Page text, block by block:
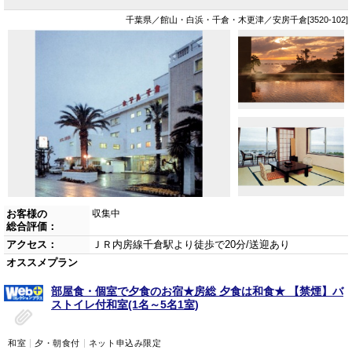
千葉県／館山・白浜・千倉・木更津／安房千倉[3520-102]
お客様の
総合評価：
収集中
アクセス：
ＪＲ内房線千倉駅より徒歩で20分/送迎あり
オススメプラン
部屋食・個室で夕食のお宿★房総 夕食は和食★ 【禁煙】バ
ストイレ付和室(1名～5名1室)
和室 夕・朝食付 ネット申込み限定